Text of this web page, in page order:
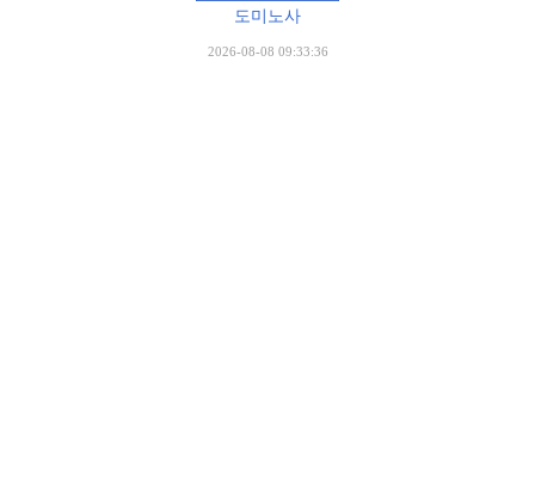
도미노사
2026-08-08 09:33:36